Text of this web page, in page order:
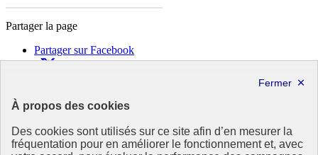
Partager la page
Partager sur Facebook
Copier dans le presse-papier
République
À propos des cookies
Des cookies sont utilisés sur ce site afin d’en mesurer la
fréquentation pour en améliorer le fonctionnement et, avec